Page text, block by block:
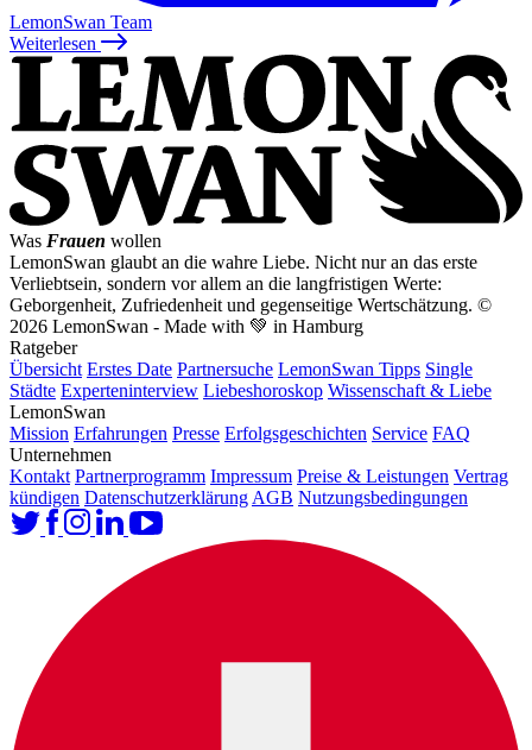
LemonSwan Team
Weiterlesen
Was Frauen wollen
LemonSwan glaubt an die wahre Liebe. Nicht nur an das erste
Verliebtsein, sondern vor allem an die langfristigen Werte:
Geborgenheit, Zufriedenheit und gegenseitige Wertschätzung. ©
2026 LemonSwan - Made with 💚 in Hamburg
Ratgeber
Übersicht Erstes Date Partnersuche LemonSwan Tipps Single
Städte Experteninterview Liebeshoroskop Wissenschaft & Liebe
LemonSwan
Mission Erfahrungen Presse Erfolgsgeschichten Service FAQ
Unternehmen
Kontakt Partnerprogramm Impressum Preise & Leistungen Vertrag
kündigen DatenschutzerklärungAGB Nutzungsbedingungen